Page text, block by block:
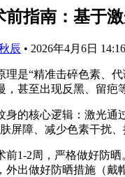
前指南：基于
辰 • 2026年4月6日 14:16
理是“精准击碎色素、
，甚至出现反黑、留疤
身的核心逻辑：激光通
屏障、减少色素干扰、
前1-2周，严格做好防
外出做好防晒措施（戴